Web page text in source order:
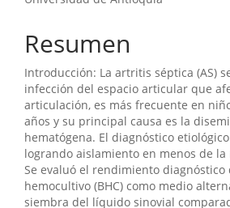
Resumen
Introducción: La artritis séptica (AS)
infección del espacio articular que
articulación, es más frecuente en
años y su principal causa es la
hematógena. El diagnóstico
logrando aislamiento en menos de la
Se evaluó el rendimiento diagnóstico
hemocultivo (BHC) como medio
siembra del líquido sinovial